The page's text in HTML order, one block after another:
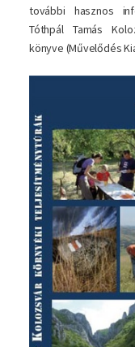
további hasznos
Tóthpál Tamás
könyve (Művelődés